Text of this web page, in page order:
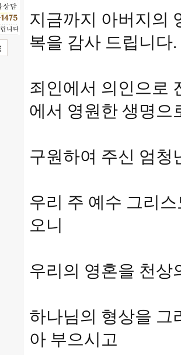
지금까지 아버지의
복을 감사 드립니다.
죄인에서 의인으로
에서 영원한 생명으
구원하여 주신 엄청
우리 주 예수 그리
오니
우리의 영혼을 천상
하나님의 형상을 그
아 부으시고